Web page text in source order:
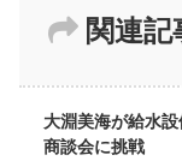
関連記
大淵美海が給水
商談会に挑戦